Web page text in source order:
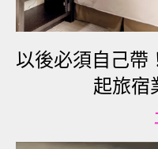
以後必須自己
起旅宿